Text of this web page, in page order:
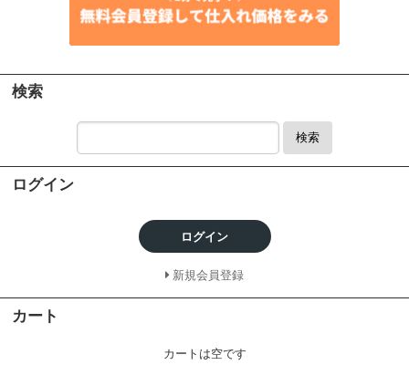
検索
検索
ログイン
ログイン
新規会員登録
カート
カートは空です